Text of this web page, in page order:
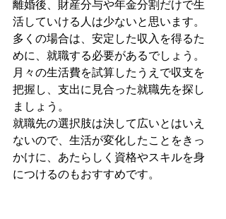
離婚後、財産分与や年金分割だけで生
活していける人は少ないと思います。
多くの場合は、安定した収入を得るた
めに、就職する必要があるでしょう。
月々の生活費を試算したうえで収支を
把握し、支出に見合った就職先を探し
ましょう。
就職先の選択肢は決して広いとはいえ
ないので、生活が変化したことをきっ
かけに、あたらしく資格やスキルを身
につけるのもおすすめです。